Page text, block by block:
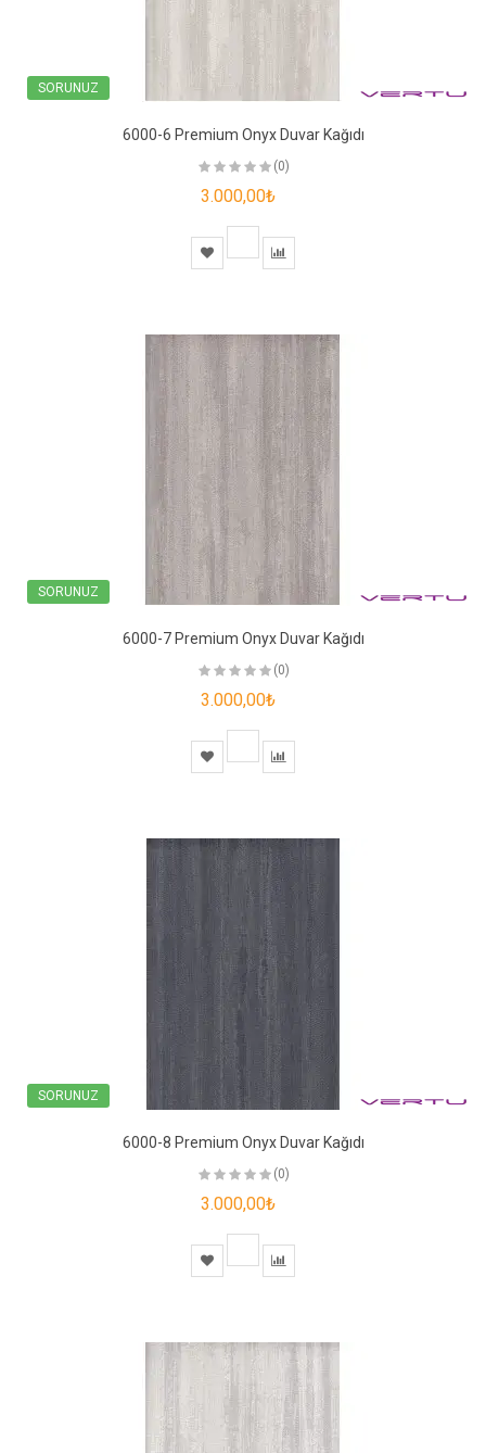
SORUNUZ
6000-6 Premium Onyx Duvar Kağıdı
(0)
3.000,00₺
SORUNUZ
6000-7 Premium Onyx Duvar Kağıdı
(0)
3.000,00₺
SORUNUZ
6000-8 Premium Onyx Duvar Kağıdı
(0)
3.000,00₺